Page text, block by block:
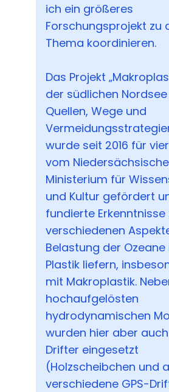
ich ein größeres
Forschungsprojekt zu
Thema koordinieren.
Das Projekt
der südlichen Nordsee
Quellen, Wege und
wurde seit 2016 für
vom
Ministerium für
und Kultur gefördert
fundierte Erkenntnisse
verschiedenen
Belastung der Ozeane
Plastik liefern,
mit Makroplastik.
hochaufgelösten
hydrodynamischen
wurden hier aber
Drifter eingesetzt
(Holzscheibchen und
verschiedene GPS-